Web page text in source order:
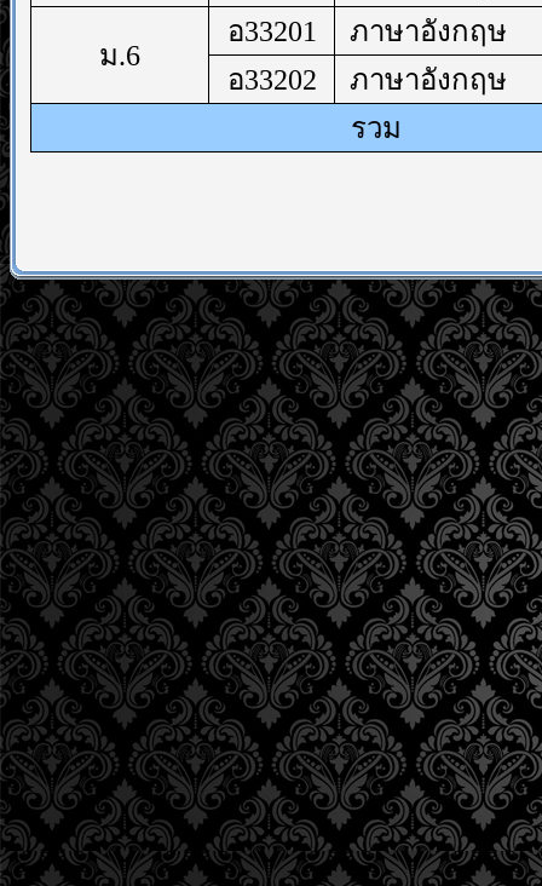
ม.6
อ33201
ภาษาอังกฤษ
อ33202
ภาษาอังกฤษ
รวม